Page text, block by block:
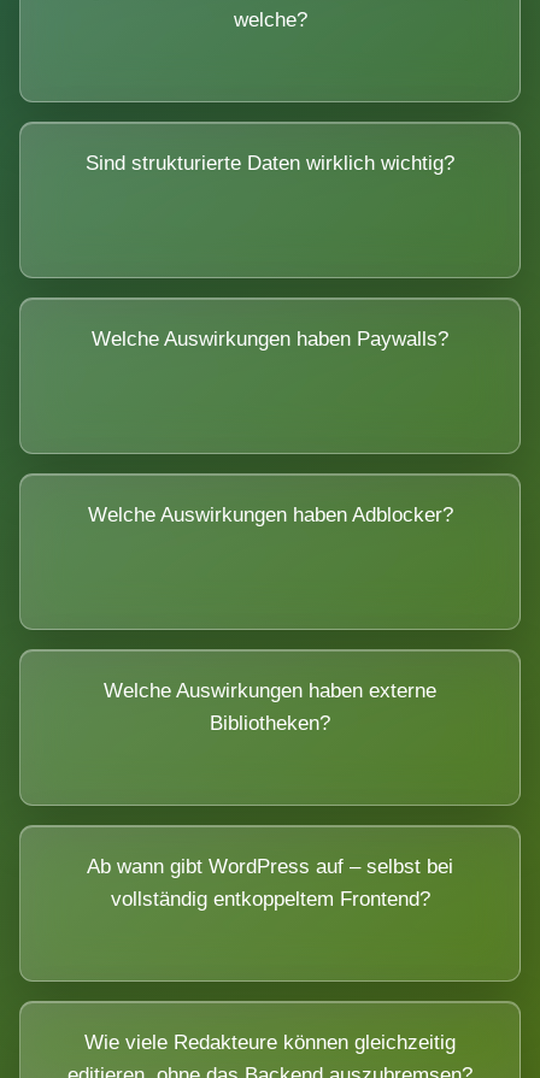
welche?
Sind strukturierte Daten wirklich wichtig?
Welche Auswirkungen haben Paywalls?
Welche Auswirkungen haben Adblocker?
Welche Auswirkungen haben externe
Bibliotheken?
Ab wann gibt WordPress auf – selbst bei
vollständig entkoppeltem Frontend?
Wie viele Redakteure können gleichzeitig